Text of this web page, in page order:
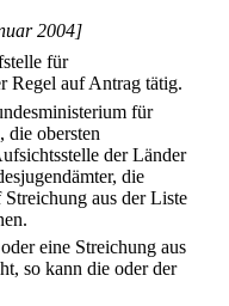
2004]
für
Regel auf Antrag tätig.
für
die obersten
der Länder
die
aus der Liste
eine Streichung aus
so kann die oder der